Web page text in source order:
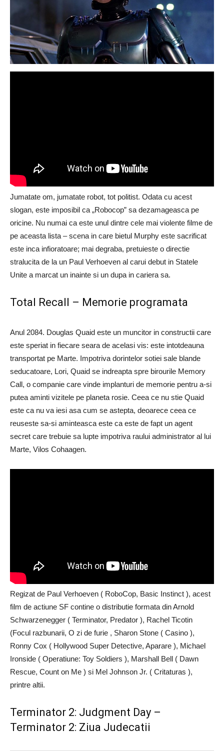
Jumatate om, jumatate robot, tot politist. Odata cu acest
slogan, este imposibil ca „Robocop” sa dezamageasca pe
oricine. Nu numai ca este unul dintre cele mai violente filme de
pe aceasta lista – scena in care bietul Murphy este sacrificat
este inca infioratoare; mai degraba, pretuieste o directie
stralucita de la un Paul Verhoeven al carui debut in Statele
Unite a marcat un inainte si un dupa in cariera sa.
Total Recall – Memorie programata
Anul 2084. Douglas Quaid este un muncitor in constructii care
este speriat in fiecare seara de acelasi vis: este intotdeauna
transportat pe Marte. Impotriva dorintelor sotiei sale blande
seducatoare, Lori, Quaid se indreapta spre birourile Memory
Call, o companie care vinde implanturi de memorie pentru a-si
putea aminti vizitele pe planeta rosie. Ceea ce nu stie Quaid
este ca nu va iesi asa cum se astepta, deoarece ceea ce
reuseste sa-si aminteasca este ca este de fapt un agent
secret care trebuie sa lupte impotriva raului administrator al lui
Marte, Vilos Cohaagen.
Regizat de Paul Verhoeven ( RoboCop, Basic Instinct ), acest
film de actiune SF contine o distributie formata din Arnold
Schwarzenegger ( Terminator, Predator ), Rachel Ticotin
(Focul razbunarii, O zi de furie , Sharon Stone ( Casino ),
Ronny Cox ( Hollywood Super Detective, Aparare ), Michael
Ironside ( Operatiune: Toy Soldiers ), Marshall Bell ( Dawn
Rescue, Count on Me ) si Mel Johnson Jr. ( Critaturas ),
printre altii.
Terminator 2: Judgment Day –
Terminator 2: Ziua Judecatii